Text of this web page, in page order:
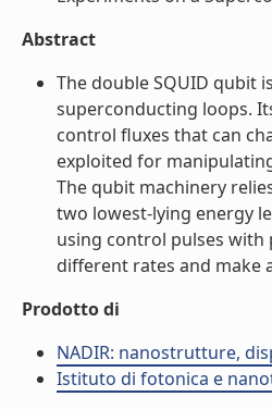
Abstract
The double SQUID qubit
superconducting loops.
control fluxes that can
exploited for
The qubit machinery
two lowest-lying energy
using control pulses
different rates and make
Prodotto di
NADIR: nanostrutture,
Istituto di fotonica e